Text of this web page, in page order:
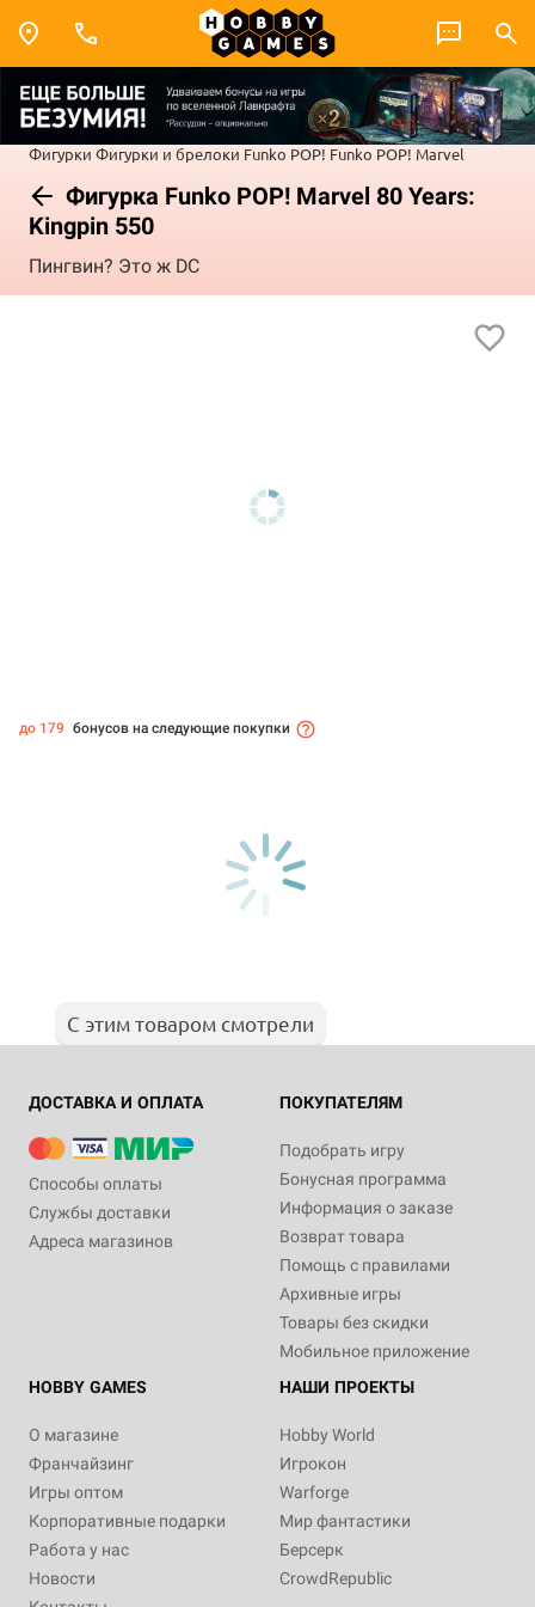
Фигурки Фигурки и брелоки Funko POP! Funko POP! Marvel
Фигурка Funko POP! Marvel 80 Years:
Kingpin 550
Пингвин? Это ж DC
до 179 бонусов на следующие покупки
С этим товаром смотрели
ДОСТАВКА И ОПЛАТА
Способы оплаты
Службы доставки
Адреса магазинов
ПОКУПАТЕЛЯМ
Подобрать игру
Бонусная программа
Информация о заказе
Возврат товара
Помощь с правилами
Архивные игры
Товары без скидки
Мобильное приложение
HOBBY GAMES
О магазине
Франчайзинг
Игры оптом
Корпоративные подарки
Работа у нас
Новости
НАШИ ПРОЕКТЫ
Hobby World
Игрокон
Warforge
Мир фантастики
Берсерк
CrowdRepublic